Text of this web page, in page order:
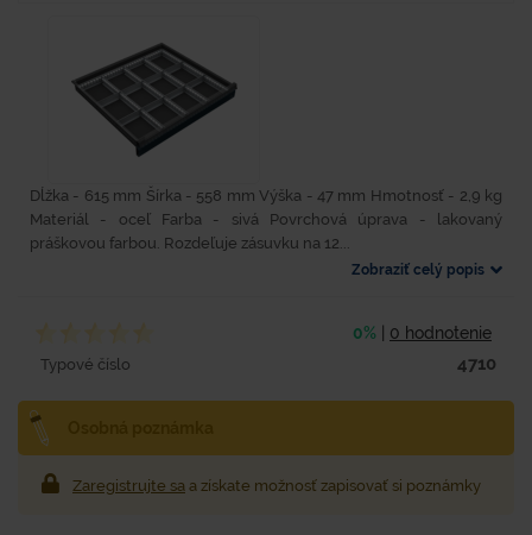
Dĺžka - 615 mm Šírka - 558 mm Výška - 47 mm Hmotnosť - 2,9 kg
Materiál - oceľ Farba - sivá Povrchová úprava - lakovaný
práškovou farbou. Rozdeľuje zásuvku na 12...
Zobraziť celý popis
0% 0 hodnotenie
Typové číslo 4710
Zaregistrujte sa a získate možnosť zapisovať si poznámky